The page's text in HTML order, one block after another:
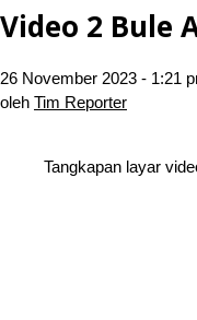
Video 2 Bule
26 November 2023 - 1:21
oleh Tim Reporter
Tangkapan layar